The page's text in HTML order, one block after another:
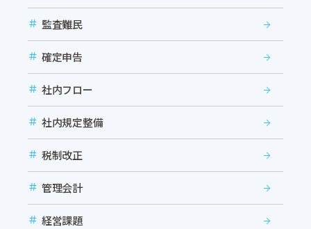
監査難民
確定申告
社内フロー
社内規定整備
税制改正
管理会計
経営課題